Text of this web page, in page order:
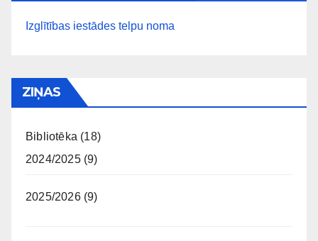
Izglītības iestādes telpu noma
ZIŅAS
Bibliotēka (18)
2024/2025(9)
2025/2026(9)